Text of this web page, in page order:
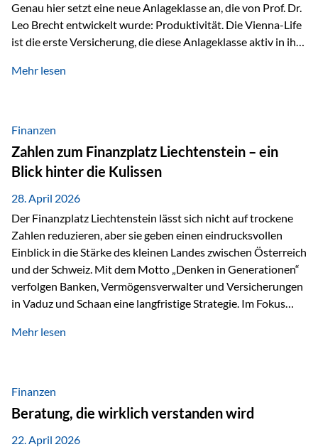
Genau hier setzt eine neue Anlageklasse an, die von Prof. Dr.
Leo Brecht entwickelt wurde: Produktivität. Die Vienna-Life
ist die erste Versicherung, die diese Anlageklasse aktiv in ihre
Vorreiter. Warum auf das Thema Produktivität setzen? Die
Wirtschaftswachstum, verändern die Spielregeln für
Investoren. Produktivität adressiert genau diese
Herausforderungen, da wirtschaftliches Wachstum
langfristig durch Produktivitätssteigerung entsteht, also
durch die Fähigkeit von Unternehmen, mehr…
Mehr lesen
Finanzen
Zahlen zum Finanzplatz Liechtenstein – ein
Blick hinter die Kulissen
28. April 2026
Der Finanzplatz Liechtenstein lässt sich nicht auf trockene
Zahlen reduzieren, aber sie geben einen eindrucksvollen
Einblick in die Stärke des kleinen Landes zwischen Österreich
und der Schweiz. Mit dem Motto „Denken in Generationen“
verfolgen Banken, Vermögensverwalter und Versicherungen
in Vaduz und Schaan eine langfristige Strategie. Im Fokus
Marktzugang Liechtenstein hat sich in den letzten Jahren zu
verfügbaren Kennzahlen (Stand Ende 2024, veröffentlicht
2025/2026)…
Mehr lesen
Finanzen
Beratung, die wirklich verstanden wird
22. April 2026